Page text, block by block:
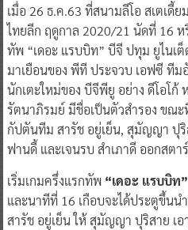
เมื่อ 26 ธ.ค.63 ที่สนามลีโอ สเตเดี้
ไทยลีก ฤดูกาล 2020/21 นัดที่ 16 ห
ทัพ “เดอะ แรบบิท” บีจี ปทุม ยูไนเ
มาเยือนของ พีที ประจวบ เอฟซี ทีม
นักเตะใหม่ของ บีจีพียู อย่าง ดีโอโ
รัตนาภิรมย์ มีชื่อเป็นตัวสำรอง ขณ
กัปตันทีม สารัช อยู่เย็น, สุมัญญา ปุริ
ฟานดี้ และเจนรบ สำเภาดี ออกสตา
เริ่มเกมครึ่งแรกทัพ “เดอะ แรบบิท”
และนาทีที่ 16 เกือบจะได้ประตูขึ้นน
สารัช อยู่เย็น ให้ สุมัญญา ปุริสาย เ